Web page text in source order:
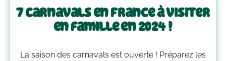
7 carnavals en France à visiter
en famille en 2024 !
La saison des carnavals est ouverte ! Préparez les